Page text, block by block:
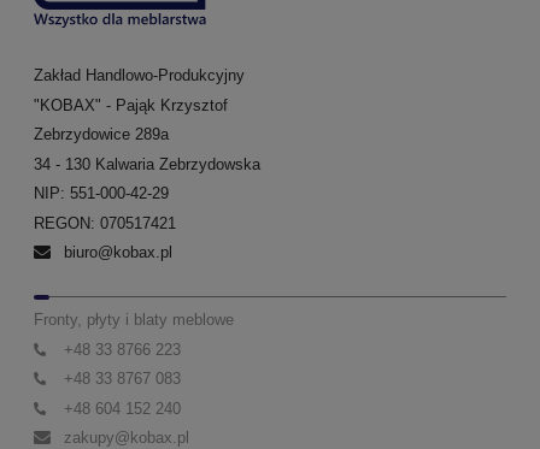
Zakład Handlowo-Produkcyjny
"KOBAX" - Pająk Krzysztof
Zebrzydowice 289a
34 - 130 Kalwaria Zebrzydowska
NIP: 551-000-42-29
REGON: 070517421
biuro@kobax.pl
Fronty, płyty i blaty meblowe
+48 33 8766 223
+48 33 8767 083
+48 604 152 240
zakupy@kobax.pl